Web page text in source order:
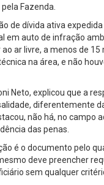
Fazenda.
de dívida ativa
em auto de infração
ar livre, a menos de
na área, e não
Neto, explicou que a
diferentemente
não há, no campo
das penas.
é o documento pelo
deve preencher
sem qualquer